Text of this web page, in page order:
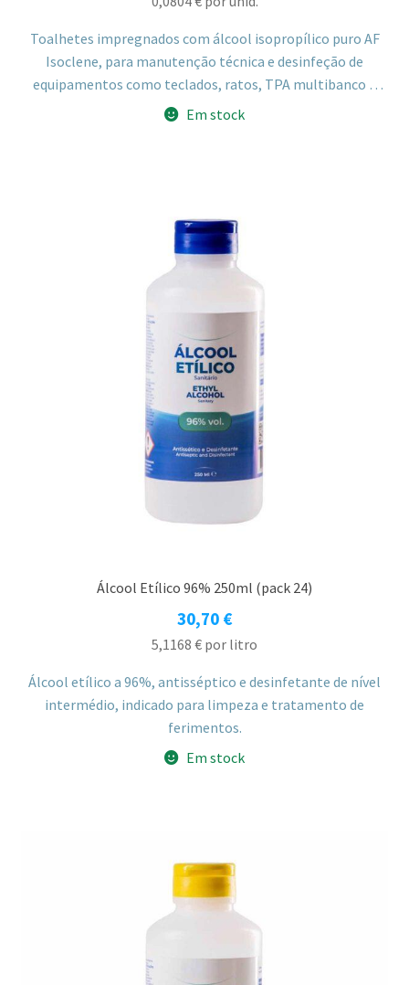
Toalhetes impregnados com álcool isopropílico puro AF
Isoclene, para manutenção técnica e desinfeção de
equipamentos como teclados, ratos, TPA multibanco e
outros equipamentos eletrónicos, sem deixar resíduos.
Em stock
Álcool Etílico 96% 250ml (pack 24)
30,70 €
5,1168 € por litro
Álcool etílico a 96%, antisséptico e desinfetante de nível
intermédio, indicado para limpeza e tratamento de
ferimentos.
Em stock